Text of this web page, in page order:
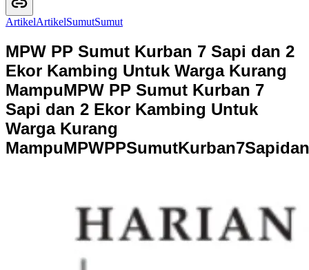
ArtikelArtikelSumutSumut
MPW PP Sumut Kurban 7 Sapi dan 2
Ekor Kambing Untuk Warga Kurang
MampuMPW PP Sumut Kurban 7
Sapi dan 2 Ekor Kambing Untuk
Warga Kurang
MampuMPWPPSumutKurban7Sapidan